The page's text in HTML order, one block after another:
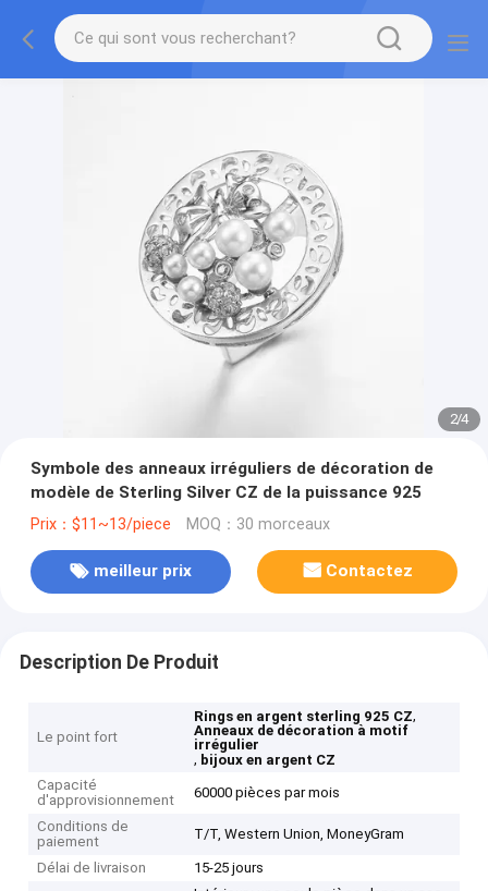
2/4
Symbole des anneaux irréguliers de décoration de
modèle de Sterling Silver CZ de la puissance 925
Prix：$11~13/piece MOQ：30 morceaux
meilleur prix Contactez
Description De Produit
Le point fort
Rings en argent sterling 925 CZ,
Anneaux de décoration à motif
irrégulier
, bijoux en argent CZ
Capacité
d'approvisionnement
60000 pièces par mois
Conditions de
paiement
T/T, Western Union, MoneyGram
Délai de livraison 15-25 jours